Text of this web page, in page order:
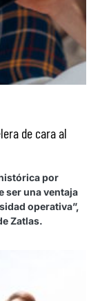
de cara al
por
ser una ventaja
operativa”,
Zatlas.